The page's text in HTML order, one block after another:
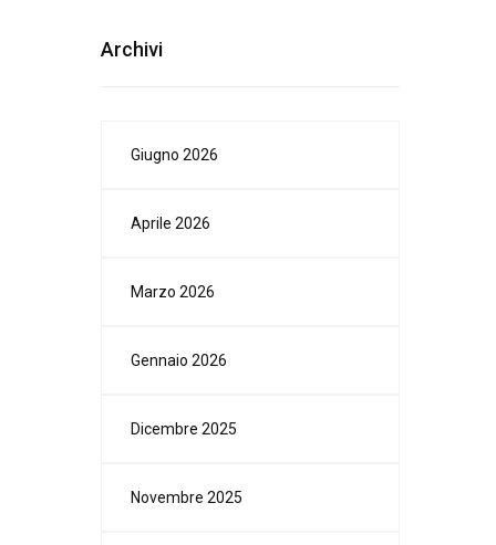
Archivi
Giugno 2026
Aprile 2026
Marzo 2026
Gennaio 2026
Dicembre 2025
Novembre 2025